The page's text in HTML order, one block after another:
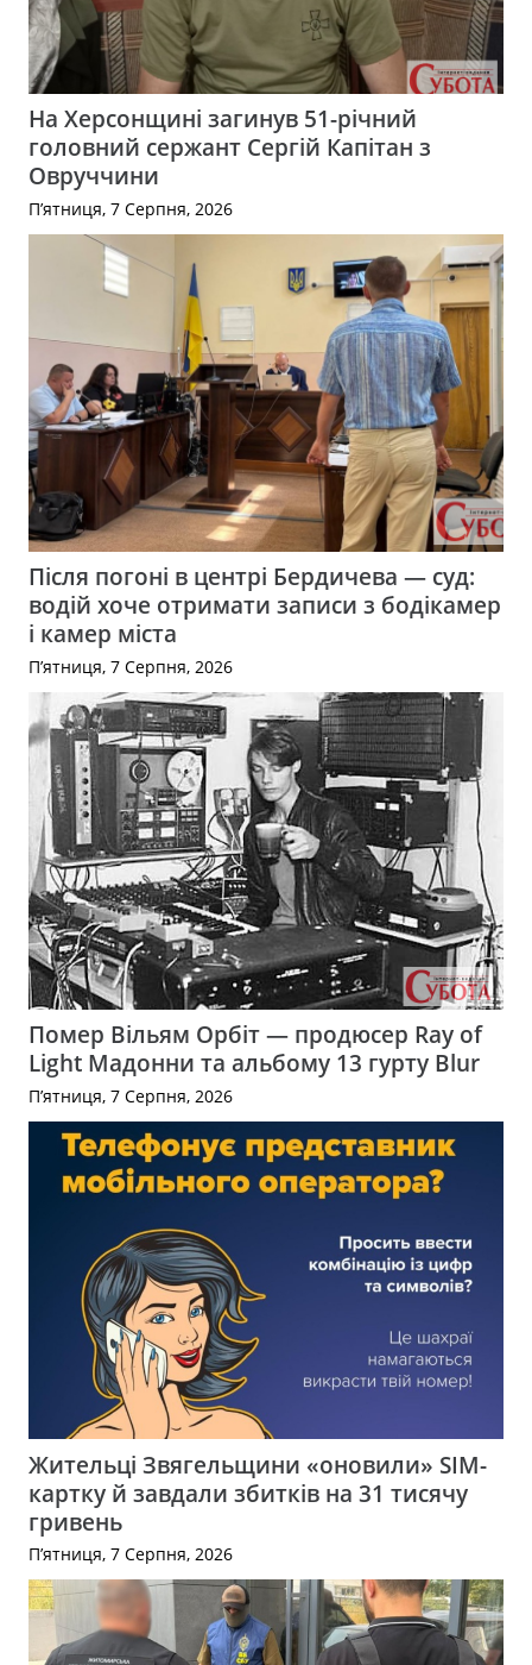
На Херсонщині загинув 51-річний
головний сержант Сергій Капітан з
Овруччини
П’ятниця, 7 Серпня, 2026
Після погоні в центрі Бердичева — суд:
водій хоче отримати записи з бодікамер
і камер міста
П’ятниця, 7 Серпня, 2026
Помер Вільям Орбіт — продюсер Ray of
Light Мадонни та альбому 13 гурту Blur
П’ятниця, 7 Серпня, 2026
Жительці Звягельщини «оновили» SIM-
картку й завдали збитків на 31 тисячу
гривень
П’ятниця, 7 Серпня, 2026